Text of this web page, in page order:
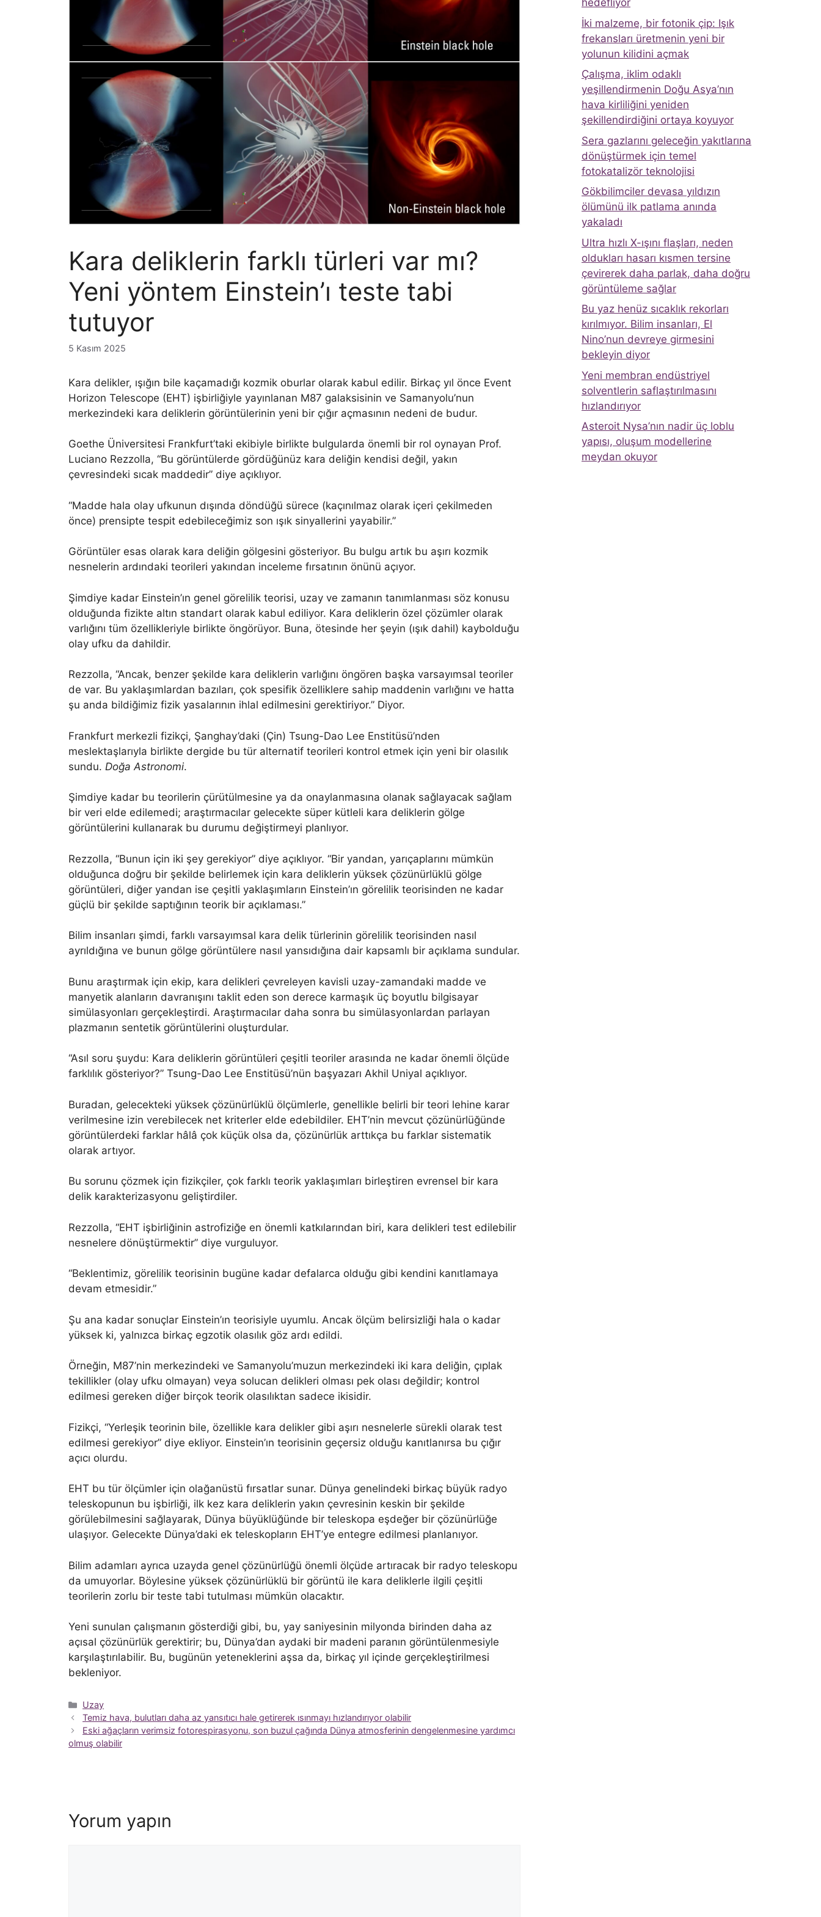
Kara deliklerin farklı türleri var mı?
Yeni yöntem Einstein’ı teste tabi
tutuyor
5 Kasım 2025
Kara delikler, ışığın bile kaçamadığı kozmik oburlar olarak kabul edilir. Birkaç yıl önce Event
Horizon Telescope (EHT) işbirliğiyle yayınlanan M87 galaksisinin ve Samanyolu’nun
merkezindeki kara deliklerin görüntülerinin yeni bir çığır açmasının nedeni de budur.
Goethe Üniversitesi Frankfurt’taki ekibiyle birlikte bulgularda önemli bir rol oynayan Prof.
Luciano Rezzolla, “Bu görüntülerde gördüğünüz kara deliğin kendisi değil, yakın
çevresindeki sıcak maddedir” diye açıklıyor.
“Madde hala olay ufkunun dışında döndüğü sürece (kaçınılmaz olarak içeri çekilmeden
önce) prensipte tespit edebileceğimiz son ışık sinyallerini yayabilir.”
Görüntüler esas olarak kara deliğin gölgesini gösteriyor. Bu bulgu artık bu aşırı kozmik
nesnelerin ardındaki teorileri yakından inceleme fırsatının önünü açıyor.
Şimdiye kadar Einstein’ın genel görelilik teorisi, uzay ve zamanın tanımlanması söz konusu
olduğunda fizikte altın standart olarak kabul ediliyor. Kara deliklerin özel çözümler olarak
varlığını tüm özellikleriyle birlikte öngörüyor. Buna, ötesinde her şeyin (ışık dahil) kaybolduğu
olay ufku da dahildir.
Rezzolla, “Ancak, benzer şekilde kara deliklerin varlığını öngören başka varsayımsal teoriler
de var. Bu yaklaşımlardan bazıları, çok spesifik özelliklere sahip maddenin varlığını ve hatta
şu anda bildiğimiz fizik yasalarının ihlal edilmesini gerektiriyor.” Diyor.
Frankfurt merkezli fizikçi, Şanghay’daki (Çin) Tsung-Dao Lee Enstitüsü’nden
meslektaşlarıyla birlikte dergide bu tür alternatif teorileri kontrol etmek için yeni bir olasılık
sundu. Doğa Astronomi.
Şimdiye kadar bu teorilerin çürütülmesine ya da onaylanmasına olanak sağlayacak sağlam
bir veri elde edilemedi; araştırmacılar gelecekte süper kütleli kara deliklerin gölge
görüntülerini kullanarak bu durumu değiştirmeyi planlıyor.
Rezzolla, “Bunun için iki şey gerekiyor” diye açıklıyor. “Bir yandan, yarıçaplarını mümkün
olduğunca doğru bir şekilde belirlemek için kara deliklerin yüksek çözünürlüklü gölge
görüntüleri, diğer yandan ise çeşitli yaklaşımların Einstein’ın görelilik teorisinden ne kadar
güçlü bir şekilde saptığının teorik bir açıklaması.”
Bilim insanları şimdi, farklı varsayımsal kara delik türlerinin görelilik teorisinden nasıl
ayrıldığına ve bunun gölge görüntülere nasıl yansıdığına dair kapsamlı bir açıklama sundular.
Bunu araştırmak için ekip, kara delikleri çevreleyen kavisli uzay-zamandaki madde ve
manyetik alanların davranışını taklit eden son derece karmaşık üç boyutlu bilgisayar
simülasyonları gerçekleştirdi. Araştırmacılar daha sonra bu simülasyonlardan parlayan
plazmanın sentetik görüntülerini oluşturdular.
“Asıl soru şuydu: Kara deliklerin görüntüleri çeşitli teoriler arasında ne kadar önemli ölçüde
farklılık gösteriyor?” Tsung-Dao Lee Enstitüsü’nün başyazarı Akhil Uniyal açıklıyor.
Buradan, gelecekteki yüksek çözünürlüklü ölçümlerle, genellikle belirli bir teori lehine karar
verilmesine izin verebilecek net kriterler elde edebildiler. EHT’nin mevcut çözünürlüğünde
görüntülerdeki farklar hâlâ çok küçük olsa da, çözünürlük arttıkça bu farklar sistematik
olarak artıyor.
Bu sorunu çözmek için fizikçiler, çok farklı teorik yaklaşımları birleştiren evrensel bir kara
delik karakterizasyonu geliştirdiler.
Rezzolla, “EHT işbirliğinin astrofiziğe en önemli katkılarından biri, kara delikleri test edilebilir
nesnelere dönüştürmektir” diye vurguluyor.
“Beklentimiz, görelilik teorisinin bugüne kadar defalarca olduğu gibi kendini kanıtlamaya
devam etmesidir.”
Şu ana kadar sonuçlar Einstein’ın teorisiyle uyumlu. Ancak ölçüm belirsizliği hala o kadar
yüksek ki, yalnızca birkaç egzotik olasılık göz ardı edildi.
Örneğin, M87’nin merkezindeki ve Samanyolu’muzun merkezindeki iki kara deliğin, çıplak
tekillikler (olay ufku olmayan) veya solucan delikleri olması pek olası değildir; kontrol
edilmesi gereken diğer birçok teorik olasılıktan sadece ikisidir.
Fizikçi, “Yerleşik teorinin bile, özellikle kara delikler gibi aşırı nesnelerle sürekli olarak test
edilmesi gerekiyor” diye ekliyor. Einstein’ın teorisinin geçersiz olduğu kanıtlanırsa bu çığır
açıcı olurdu.
EHT bu tür ölçümler için olağanüstü fırsatlar sunar. Dünya genelindeki birkaç büyük radyo
teleskopunun bu işbirliği, ilk kez kara deliklerin yakın çevresinin keskin bir şekilde
görülebilmesini sağlayarak, Dünya büyüklüğünde bir teleskopa eşdeğer bir çözünürlüğe
ulaşıyor. Gelecekte Dünya’daki ek teleskopların EHT’ye entegre edilmesi planlanıyor.
Bilim adamları ayrıca uzayda genel çözünürlüğü önemli ölçüde artıracak bir radyo teleskopu
da umuyorlar. Böylesine yüksek çözünürlüklü bir görüntü ile kara deliklerle ilgili çeşitli
teorilerin zorlu bir teste tabi tutulması mümkün olacaktır.
Yeni sunulan çalışmanın gösterdiği gibi, bu, yay saniyesinin milyonda birinden daha az
açısal çözünürlük gerektirir; bu, Dünya’dan aydaki bir madeni paranın görüntülenmesiyle
karşılaştırılabilir. Bu, bugünün yeteneklerini aşsa da, birkaç yıl içinde gerçekleştirilmesi
bekleniyor.
Kategoriler
Uzay
Temiz hava, bulutları daha az yansıtıcı hale getirerek ısınmayı hızlandırıyor olabilir
Eski ağaçların verimsiz fotorespirasyonu, son buzul çağında Dünya atmosferinin dengelenmesine yardımcı
olmuş olabilir
Yorum yapın
hedefliyor
İki malzeme, bir fotonik çip: Işık
frekansları üretmenin yeni bir
yolunun kilidini açmak
Çalışma, iklim odaklı
yeşillendirmenin Doğu Asya’nın
hava kirliliğini yeniden
şekillendirdiğini ortaya koyuyor
Sera gazlarını geleceğin yakıtlarına
dönüştürmek için temel
fotokatalizör teknolojisi
Gökbilimciler devasa yıldızın
ölümünü ilk patlama anında
yakaladı
Ultra hızlı X-ışını flaşları, neden
oldukları hasarı kısmen tersine
çevirerek daha parlak, daha doğru
görüntüleme sağlar
Bu yaz henüz sıcaklık rekorları
kırılmıyor. Bilim insanları, El
Nino’nun devreye girmesini
bekleyin diyor
Yeni membran endüstriyel
solventlerin saflaştırılmasını
hızlandırıyor
Asteroit Nysa’nın nadir üç loblu
yapısı, oluşum modellerine
meydan okuyor